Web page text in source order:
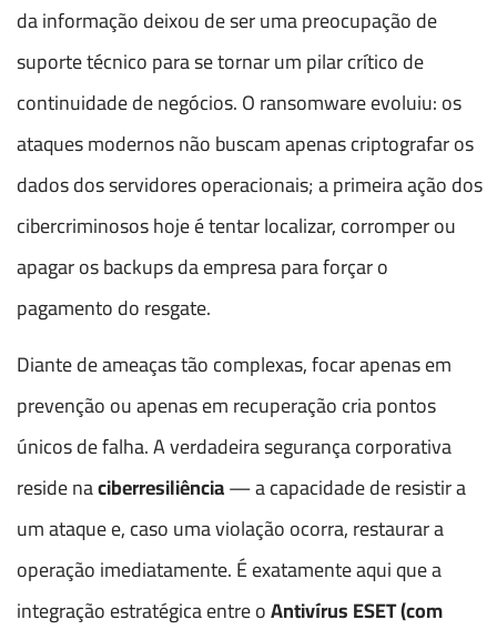
da informação deixou de ser uma preocupação de
suporte técnico para se tornar um pilar crítico de
continuidade de negócios. O ransomware evoluiu: os
ataques modernos não buscam apenas criptografar os
dados dos servidores operacionais; a primeira ação dos
cibercriminosos hoje é tentar localizar, corromper ou
apagar os backups da empresa para forçar o
pagamento do resgate.
Diante de ameaças tão complexas, focar apenas em
prevenção ou apenas em recuperação cria pontos
únicos de falha. A verdadeira segurança corporativa
reside naciberresiliência— a capacidade de resistir a
um ataque e, caso uma violação ocorra, restaurar a
operação imediatamente. É exatamente aqui que a
integração estratégica entre oAntivírus ESET (com